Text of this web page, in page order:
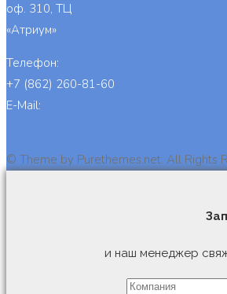
оф. 310, ТЦ
«Атриум»
Телефон:
+7 (862) 260-81-60
E-Mail:
© Theme by Purethemes.net. All Rights
и наш менеджер